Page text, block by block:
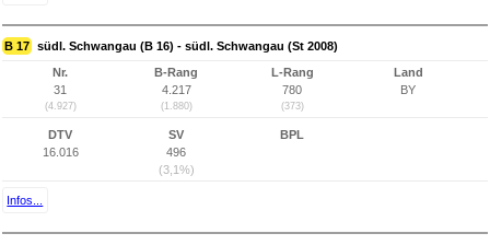
B 17 südl. Schwangau (B 16) - südl. Schwangau (St 2008)
Nr.
31
(4.927)
B-Rang
4.217
(1.880)
L-Rang
780
(373)
Land
BY
DTV
16.016
SV
496
(3,1%)
BPL
Infos...